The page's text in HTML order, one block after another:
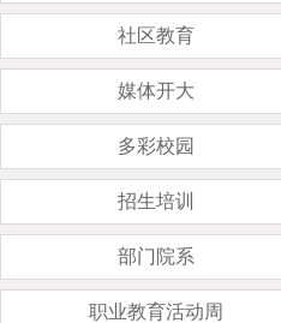
社区教育
媒体开大
多彩校园
招生培训
部门院系
职业教育活动周